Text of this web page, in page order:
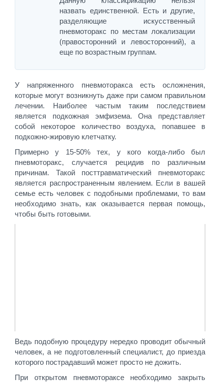
назвать единственной. Есть и другие,
разделяющие искусственный
пневмоторакс по местам локализации
(правосторонний и левосторонний), а
еще по возрастным группам.
У напряженного пневмоторакса есть осложнения,
которые могут возникнуть даже при самом правильном
лечении. Наиболее частым таким последствием
является подкожная эмфизема. Она представляет
собой некоторое количество воздуха, попавшее в
подкожно-жировую клетчатку.
Примерно у 15-50% тех, у кого когда-либо был
пневмоторакс, случается рецидив по различным
причинам. Такой посттравматический пневмоторакс
является распространенным явлением. Если в вашей
семье есть человек с подобными проблемами, то вам
необходимо знать, как оказывается первая помощь,
чтобы быть готовыми.
Ведь подобную процедуру нередко проводит обычный
человек, а не подготовленный специалист, до приезда
которого пострадавший может просто не дожить.
При открытом пневмотораксе необходимо закрыть